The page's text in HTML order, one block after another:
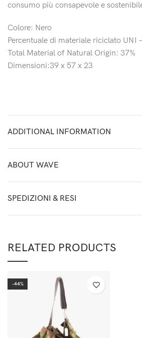
consumo più consapevole e
Colore: Nero
Percentuale di materiale riciclato UNI
Total Material of Natural Origin: 37%
Dimensioni:39 x 57 x 23
ADDITIONAL INFORMATION
ABOUT WAVE
SPEDIZIONI & RESI
RELATED PRODUCTS
-44%